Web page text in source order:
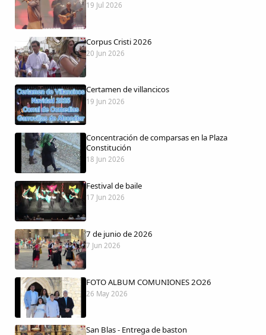
19 Jul 2026
Corpus Cristi 2026
20 Jun 2026
Certamen de villancicos
19 Jun 2026
Concentración de comparsas en la Plaza
Constitución
18 Jun 2026
Festival de baile
17 Jun 2026
7 de junio de 2026
7 Jun 2026
FOTO ALBUM COMUNIONES 2O26
26 May 2026
San Blas - Entrega de baston
Compartir en Facebook
Compartir en Twitter
Copiar enlace